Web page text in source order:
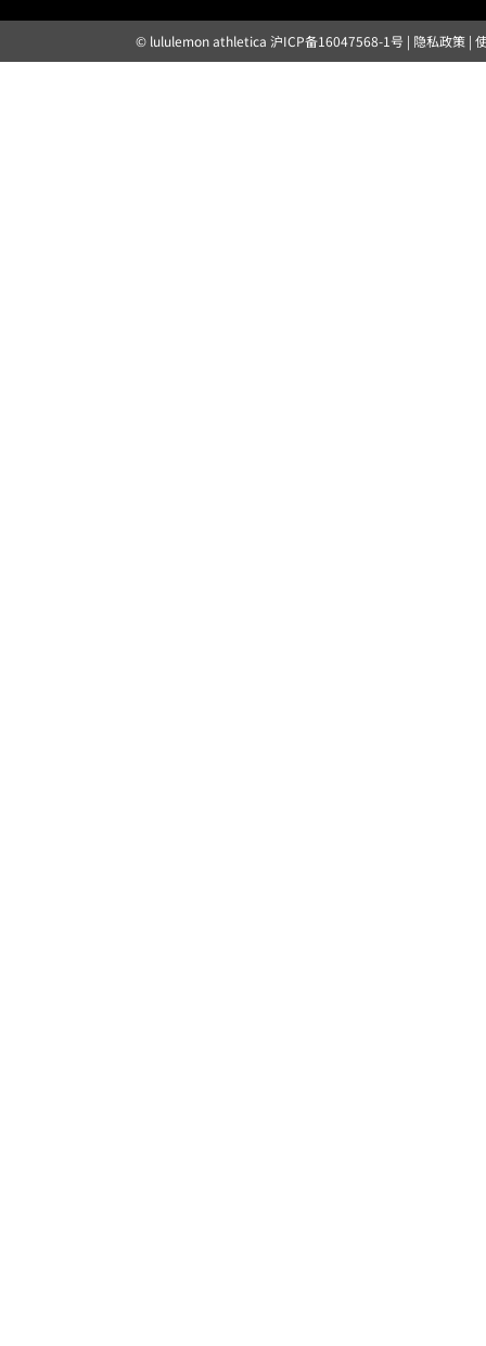
© lululemon athletica 沪ICP备16047568-1号 | 隐私政策|